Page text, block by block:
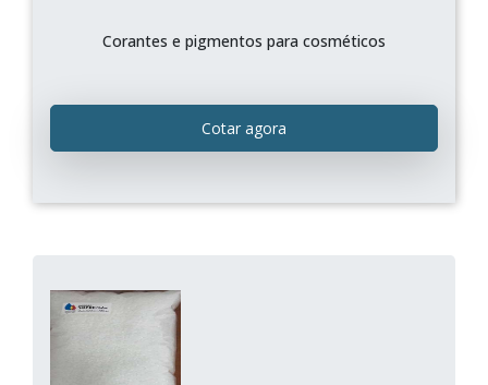
Corantes e pigmentos para cosméticos
Cotar agora